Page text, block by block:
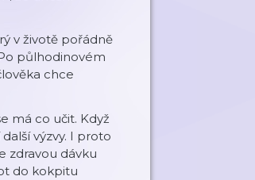
v životě pořádně
půlhodinovém
chce
má co učit. Když
výzvy. I proto
zdravou dávku
do kokpitu